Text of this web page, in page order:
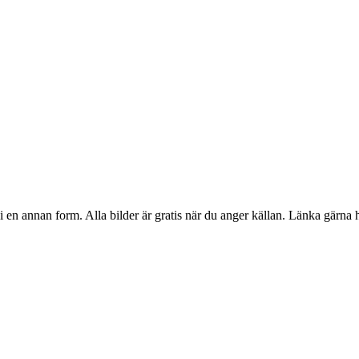
annan form. Alla bilder är gratis när du anger källan. Länka gärna